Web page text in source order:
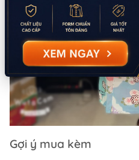
Gợi ý mua kèm